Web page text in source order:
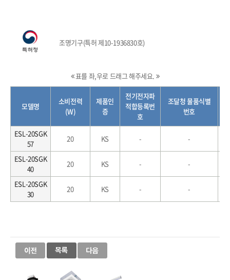
조명기구(특허 제10-1936830호)
표를 좌,우로 드래그 해주세요.
모델명
소비전력
(W)
제품인
증
전기전자파
적합등록번
호
조달청 물품식별
번호
ESL-20SGK
57
20 KS - -
ESL-20SGK
40
20 KS - -
ESL-20SGK
30
20 KS - -